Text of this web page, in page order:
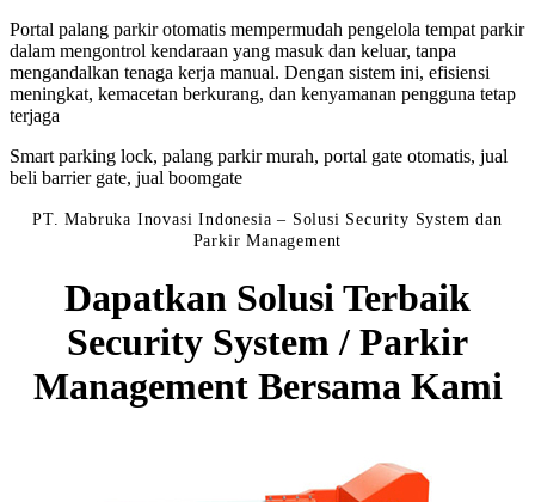
Portal palang parkir otomatis mempermudah pengelola tempat parkir
dalam mengontrol kendaraan yang masuk dan keluar, tanpa
mengandalkan tenaga kerja manual. Dengan sistem ini, efisiensi
meningkat, kemacetan berkurang, dan kenyamanan pengguna tetap
terjaga
Smart parking lock, palang parkir murah, portal gate otomatis, jual
beli barrier gate, jual boomgate
PT. Mabruka Inovasi Indonesia – Solusi Security System dan
Parkir Management
Dapatkan Solusi Terbaik
Security System / Parkir
Management Bersama Kami